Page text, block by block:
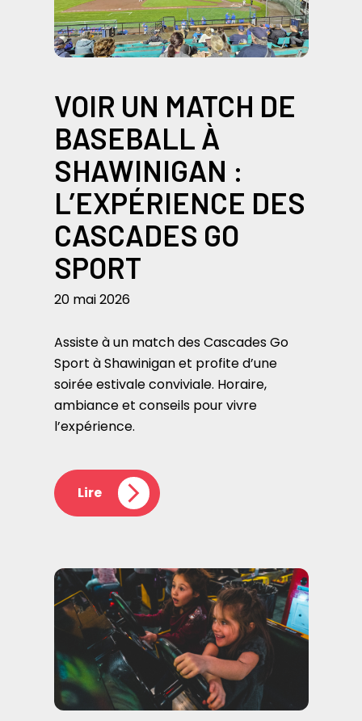
VOIR UN MATCH DE
BASEBALL À
SHAWINIGAN :
L’EXPÉRIENCE DES
CASCADES GO
SPORT
20 mai 2026
Assiste à un match des Cascades Go
Sport à Shawinigan et profite d’une
soirée estivale conviviale. Horaire,
ambiance et conseils pour vivre
l’expérience.
Lire